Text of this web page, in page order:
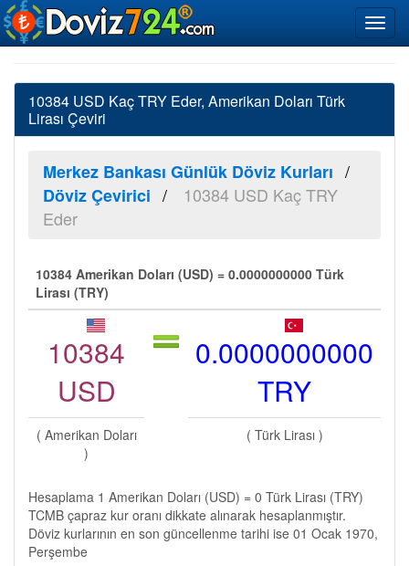
10384 USD Kaç TRY Eder, Amerikan Doları Türk
Lirası Çeviri
Merkez Bankası Günlük Döviz Kurları
Döviz Çevirici
10384 USD Kaç TRY
Eder
10384 Amerikan Doları (USD) = 0.0000000000 Türk
Lirası (TRY)
10384
USD
0.0000000000
TRY
( Amerikan Doları
)
( Türk Lirası )
Hesaplama 1 Amerikan Doları (USD) = 0 Türk Lirası (TRY)
TCMB çapraz kur oranı dikkate alınarak hesaplanmıştır.
Döviz kurlarının en son güncellenme tarihi ise 01 Ocak 1970,
Perşembe